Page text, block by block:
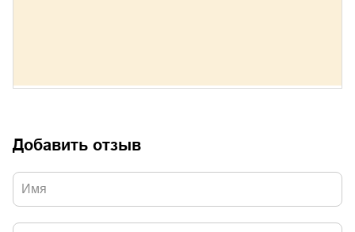
Добавить отзыв